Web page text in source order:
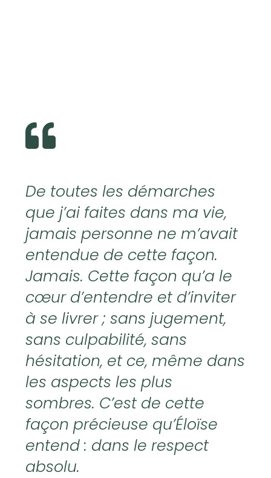
De toutes les démarches
que j’ai faites dans ma vie,
jamais personne ne m’avait
entendue de cette façon.
Jamais. Cette façon qu’a le
cœur d’entendre et d’inviter
à se livrer ; sans jugement,
sans culpabilité, sans
hésitation, et ce, même dans
les aspects les plus
sombres. C’est de cette
façon précieuse qu’Éloïse
entend : dans le respect
absolu.